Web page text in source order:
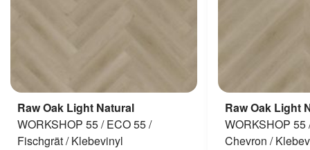
Raw Oak Light Natural
WORKSHOP 55 / ECO 55 /
Fischgrät / Klebevinyl
Raw Oak Light
WORKSHOP 55
Chevron /